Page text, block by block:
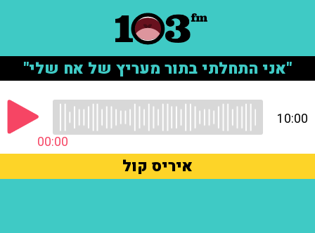
"אני התחלתי בתור מעריץ של אח שלי"
00:00
10:00
איריס קול